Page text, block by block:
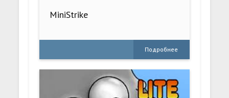
MiniStrike
Подробнее